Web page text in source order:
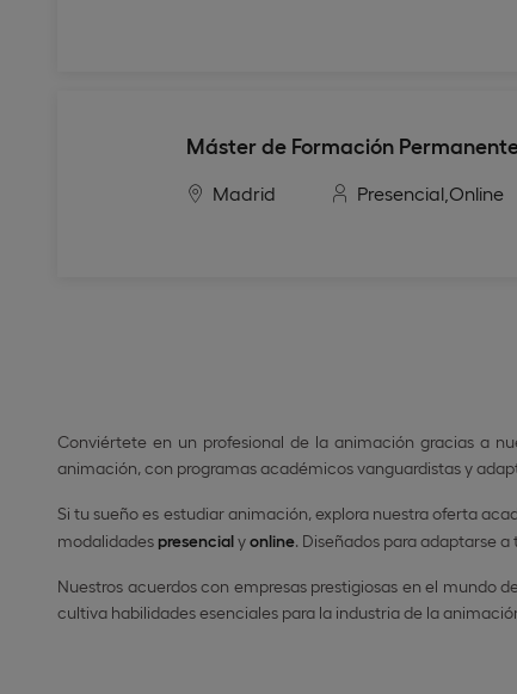
Máster de Formación
Madrid Presencial, Online
Conviértete en un profesional de la animación gracias a
animación, con programas académicos vanguardistas y
Si tu sueño es estudiar animación, explora nuestra oferta
modalidades presencialyonline. Diseñados para adaptarse
Nuestros acuerdos con empresas prestigiosas en el mundo
cultiva habilidades esenciales para la industria de la